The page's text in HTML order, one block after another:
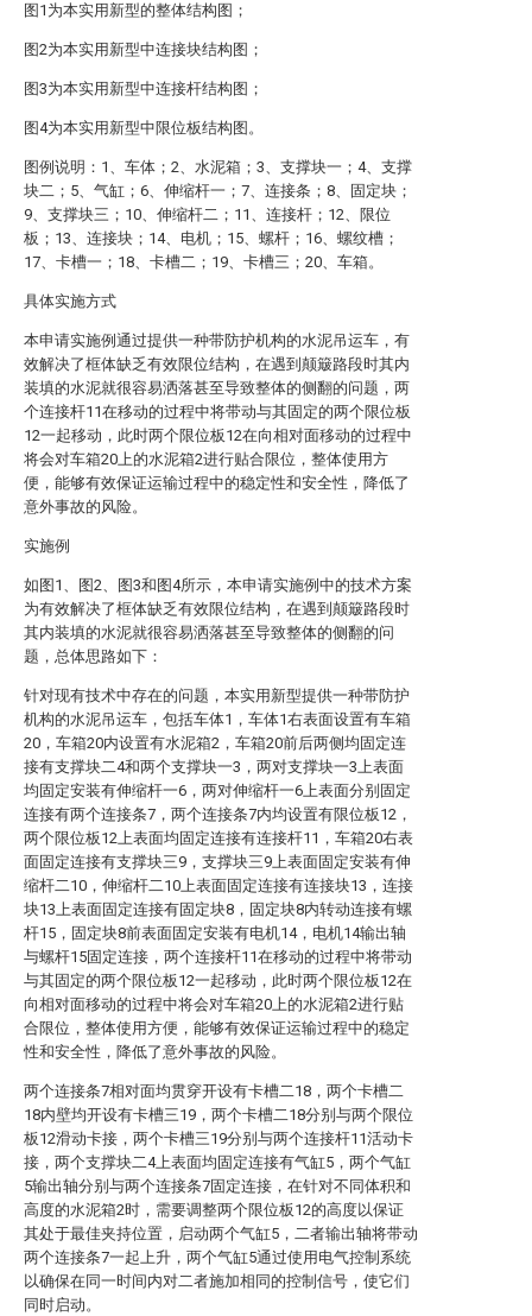
图1为本实用新型的整体结构图；
图2为本实用新型中连接块结构图；
图3为本实用新型中连接杆结构图；
图4为本实用新型中限位板结构图。
图例说明：1、车体；2、水泥箱；3、支撑块一；4、支撑
块二；5、气缸；6、伸缩杆一；7、连接条；8、固定块；
9、支撑块三；10、伸缩杆二；11、连接杆；12、限位
板；13、连接块；14、电机；15、螺杆；16、螺纹槽；
17、卡槽一；18、卡槽二；19、卡槽三；20、车箱。
具体实施方式
本申请实施例通过提供一种带防护机构的水泥吊运车，有
效解决了框体缺乏有效限位结构，在遇到颠簸路段时其内
装填的水泥就很容易洒落甚至导致整体的侧翻的问题，两
个连接杆11在移动的过程中将带动与其固定的两个限位板
12一起移动，此时两个限位板12在向相对面移动的过程中
将会对车箱20上的水泥箱2进行贴合限位，整体使用方
便，能够有效保证运输过程中的稳定性和安全性，降低了
意外事故的风险。
实施例
如图1、图2、图3和图4所示，本申请实施例中的技术方案
为有效解决了框体缺乏有效限位结构，在遇到颠簸路段时
其内装填的水泥就很容易洒落甚至导致整体的侧翻的问
题，总体思路如下：
针对现有技术中存在的问题，本实用新型提供一种带防护
机构的水泥吊运车，包括车体1，车体1右表面设置有车箱
20，车箱20内设置有水泥箱2，车箱20前后两侧均固定连
接有支撑块二4和两个支撑块一3，两对支撑块一3上表面
均固定安装有伸缩杆一6，两对伸缩杆一6上表面分别固定
连接有两个连接条7，两个连接条7内均设置有限位板12，
两个限位板12上表面均固定连接有连接杆11，车箱20右表
面固定连接有支撑块三9，支撑块三9上表面固定安装有伸
缩杆二10，伸缩杆二10上表面固定连接有连接块13，连接
块13上表面固定连接有固定块8，固定块8内转动连接有螺
杆15，固定块8前表面固定安装有电机14，电机14输出轴
与螺杆15固定连接，两个连接杆11在移动的过程中将带动
与其固定的两个限位板12一起移动，此时两个限位板12在
向相对面移动的过程中将会对车箱20上的水泥箱2进行贴
合限位，整体使用方便，能够有效保证运输过程中的稳定
性和安全性，降低了意外事故的风险。
两个连接条7相对面均贯穿开设有卡槽二18，两个卡槽二
18内壁均开设有卡槽三19，两个卡槽二18分别与两个限位
板12滑动卡接，两个卡槽三19分别与两个连接杆11活动卡
接，两个支撑块二4上表面均固定连接有气缸5，两个气缸
5输出轴分别与两个连接条7固定连接，在针对不同体积和
高度的水泥箱2时，需要调整两个限位板12的高度以保证
其处于最佳夹持位置，启动两个气缸5，二者输出轴将带动
两个连接条7一起上升，两个气缸5通过使用电气控制系统
以确保在同一时间内对二者施加相同的控制信号，使它们
同时启动。